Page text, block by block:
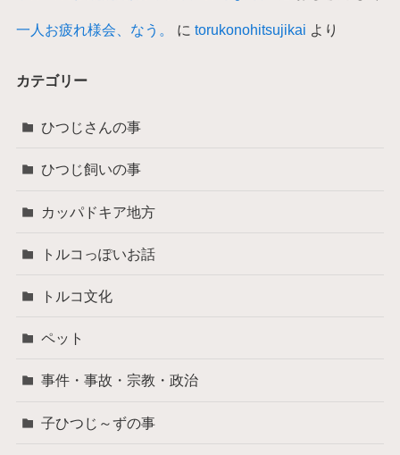
一人お疲れ様会、なう。 に torukonohitsujikai より
カテゴリー
ひつじさんの事
ひつじ飼いの事
カッパドキア地方
トルコっぽいお話
トルコ文化
ペット
事件・事故・宗教・政治
子ひつじ～ずの事